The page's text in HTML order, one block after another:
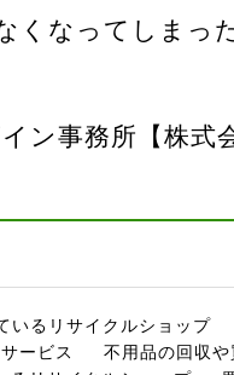
くなってしまっ
ン事務所【株式
いるリサイクルショップ
ービス
不用品の回収